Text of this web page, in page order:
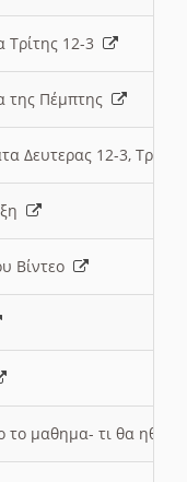
Τρίτης 12-3
της Πέμπτης
Δευτερας 12-3,
Βίντεο
το μαθημα- τι θα